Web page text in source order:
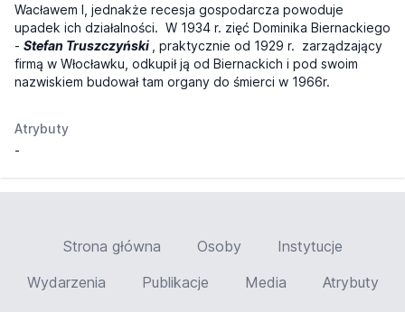
Wacławem I, jednakże recesja gospodarcza powoduje
upadek ich działalności. W 1934 r. zięć Dominika Biernackiego
- Stefan Truszczyński
, praktycznie od 1929 r. zarządzający
firmą w Włocławku, odkupił ją od Biernackich i pod swoim
nazwiskiem budował tam organy do śmierci w 1966r.
Atrybuty
-
Strona główna Osoby
Instytucje
Wydarzenia
Publikacje Media Atrybuty